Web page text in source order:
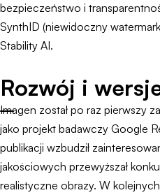
bezpieczeństwo i
SynthID (niewidoczny
Stability AI.
Rozwój i
Imagen został po raz pierwszy
jako projekt badawczy Google
publikacji wzbudził
jakościowych przewyższał
realistyczne obrazy. W